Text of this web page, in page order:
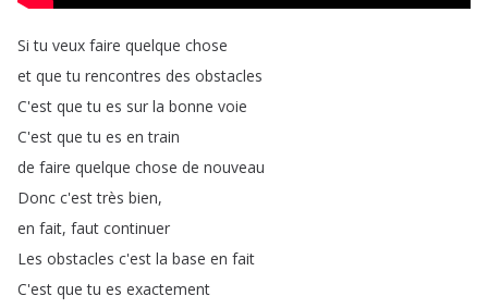
Si tu veux faire quelque chose
et que tu rencontres des obstacles
C'est que tu es sur la bonne voie
C'est que tu es en train
de faire quelque chose de nouveau
Donc c'est très bien,
en fait, faut continuer
Les obstacles c'est la base en fait
C'est que tu es exactement